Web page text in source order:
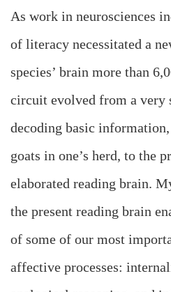
As work in neurosciences
of literacy necessitated a
species’ brain more than
circuit evolved from a very
decoding basic
goats in one’s herd, to the
elaborated reading brain.
the present reading brain
of some of our most
affective processes: